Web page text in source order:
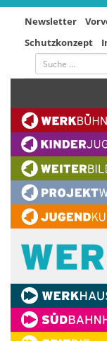
Newsletter
Schutzkonzept